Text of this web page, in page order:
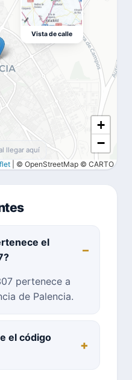
+
−
© OpenStreetMap © CARTO
Vista de calle
llegar aquí
el
pertenece a
de Palencia.
el código